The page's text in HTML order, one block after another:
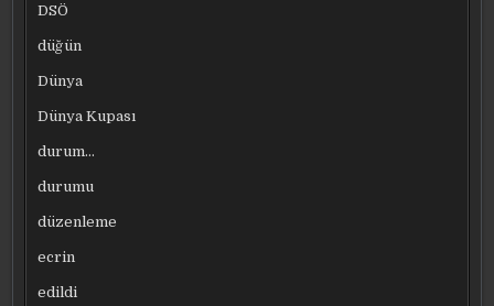
DSÖ
düğün
Dünya
Dünya Kupası
durum…
durumu
düzenleme
ecrin
edildi